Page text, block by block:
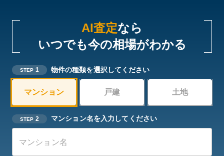
AI査定なら
いつでも今の相場がわかる
STEP 1 物件の種類を選択してください
マンション 戸建 土地
STEP 2 マンション名を入力してください